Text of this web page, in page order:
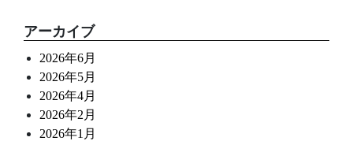
アーカイブ
2026年6月
2026年5月
2026年4月
2026年2月
2026年1月